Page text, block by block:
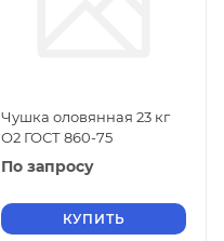
Чушка оловянная 23 кг
О2 ГОСТ 860-75
По запросу
КУПИТЬ